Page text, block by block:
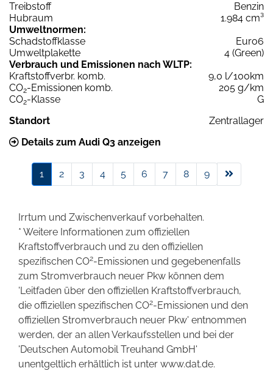
Treibstoff
Benzin
Hubraum
1.984 cm³
Umweltnormen:
Schadstoffklasse
Euro6
Umweltplakette
4 (Green)
Verbrauch und Emissionen nach WLTP:
Kraftstoffverbr. komb.
9,0 l/100km
CO2-Emissionen komb.
205 g/km
CO2-Klasse
G
Standort
Zentrallager
Details zum Audi Q3 anzeigen
1 2 3 4 5 6 7 8 9
Irrtum und Zwischenverkauf vorbehalten.
* Weitere Informationen zum offiziellen
Kraftstoffverbrauch und zu den offiziellen
spezifischen CO2-Emissionen und gegebenenfalls
zum Stromverbrauch neuer Pkw können dem
'Leitfaden über den offiziellen Kraftstoffverbrauch,
die offiziellen spezifischen CO2-Emissionen und den
offiziellen Stromverbrauch neuer Pkw' entnommen
werden, der an allen Verkaufsstellen und bei der
'Deutschen Automobil Treuhand GmbH'
unentgeltlich erhältlich ist unter www.dat.de.